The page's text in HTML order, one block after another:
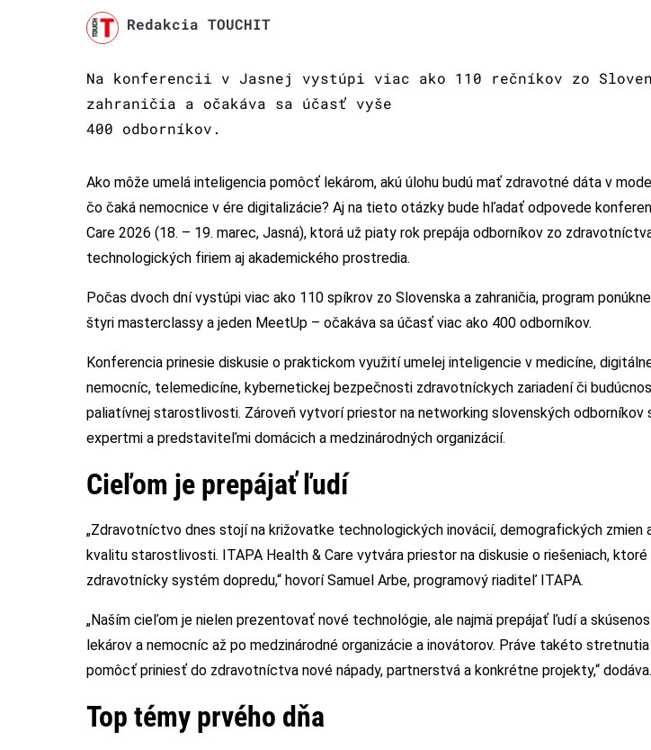
Redakcia TOUCHIT
Na konferencii v Jasnej vystúpi viac ako 110 rečníkov zo
zahraničia a očakáva sa účasť vyše
400 odborníkov.
Ako môže umelá inteligencia pomôcť lekárom, akú úlohu budú mať zdravotné dáta v
čo čaká nemocnice v ére digitalizácie? Aj na tieto otázky bude hľadať odpovede
Care 2026 (18. – 19. marec, Jasná), ktorá už piaty rok prepája odborníkov zo
technologických firiem aj akademického prostredia.
Počas dvoch dní vystúpi viac ako 110 spíkrov zo Slovenska a zahraničia, program
štyri masterclassy a jeden MeetUp – očakáva sa účasť viac ako 400 odborníkov.
Konferencia prinesie diskusie o praktickom využití umelej inteligencie v medicíne,
nemocníc, telemedicíne, kybernetickej bezpečnosti zdravotníckych zariadení či
paliatívnej starostlivosti. Zároveň vytvorí priestor na networking slovenských odborníkov
expertmi a predstaviteľmi domácich a medzinárodných organizácií.
Cieľom je prepájať ľudí
„Zdravotníctvo dnes stojí na križovatke technologických inovácií, demografických zmien
kvalitu starostlivosti. ITAPA Health & Care vytvára priestor na diskusie o riešeniach,
zdravotnícky systém dopredu,“ hovorí Samuel Arbe, programový riaditeľ ITAPA.
„Naším cieľom je nielen prezentovať nové technológie, ale najmä prepájať ľudí a
lekárov a nemocníc až po medzinárodné organizácie a inovátorov. Práve takéto
pomôcť priniesť do zdravotníctva nové nápady, partnerstvá a konkrétne projekty,“ dodáva.
Top témy prvého dňa